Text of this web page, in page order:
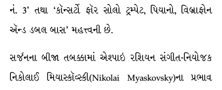
નં. 3’ તથા ‘કૉન્સર્ટો ફૉર સોલો ટ્રમ્પેટ, પિયાનો, વિબ્રાફોન
ઍન્ડ ડબલ બાસ’ મહત્ત્વની છે.
સર્જનના બીજા તબક્કામાં એશ્પાઇ રશિયન સંગીત-નિયોજક
નિકોલાઈ મિયાસ્કૉવ્સ્કી(Nikolai Myaskovsky)ના પ્રભાવ